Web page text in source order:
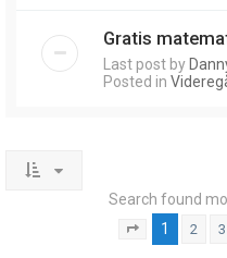
Gratis
Last post by
Posted in
Search found
Page of 20
1 2 3